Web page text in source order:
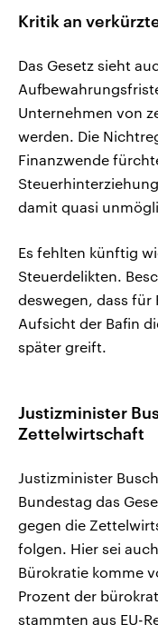
Kritik an
Das Gesetz sieht
Unternehmen von
werden. Die
Finanzwende
damit quasi
Es fehlten künftig
Steuerdelikten.
deswegen, dass für
Aufsicht der Bafin
später greift.
Justizminister
Zettelwirtschaft
Justizminister
Bundestag das
gegen die
folgen. Hier sei
Bürokratie komme
Prozent der
stammten aus EU-